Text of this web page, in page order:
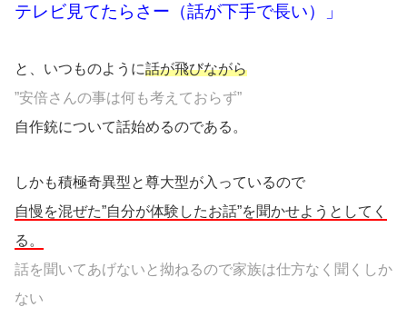
テレビ見てたらさー（話が下手で長い）」
と、いつものように話が飛びながら
”安倍さんの事は何も考えておらず”
自作銃について話始めるのである。
しかも積極奇異型と尊大型が入っているので
自慢を混ぜた”自分が体験したお話”を聞かせようとしてく
る。
話を聞いてあげないと拗ねるので家族は仕方なく聞くしか
ない